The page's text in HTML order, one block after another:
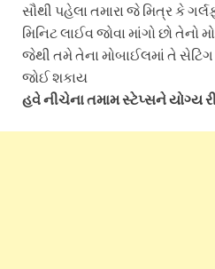
સૌથી પહેલા તમારા જે મિત્ર કે
મિનિટ લાઈવ જોવા માંગો છો તેનો
જેથી તમે તેના મોબાઈલમાં તે
જોઈ શકાય
હવે નીચેના તમામ સ્ટેપ્સને યોગ્ય